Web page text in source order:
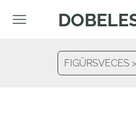
FIGŪRSVECES